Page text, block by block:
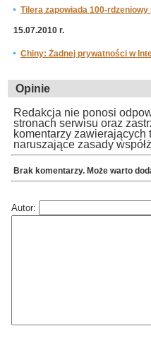
Tilera zapowiada 100-
15.07.2010 r.
Chiny: Żadnej prywatności w
Opinie
Redakcja nie ponosi
stronach serwisu oraz
komentarzy
naruszające zasady
Brak komentarzy. Może warto
Autor: